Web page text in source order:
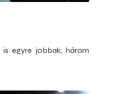
egyre jobbak, három